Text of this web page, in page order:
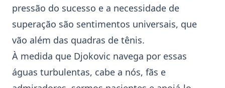
pressão do sucesso e a necessidade de
superação são sentimentos universais, que
vão além das quadras de tênis.
À medida que Djokovic navega por essas
águas turbulentas, cabe a nós, fãs e